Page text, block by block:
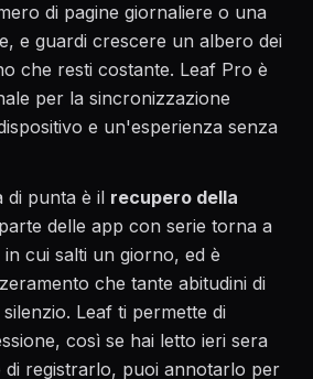
di pagine giornaliere o una
e guardi crescere un albero dei
che resti costante. Leaf Pro è
per la sincronizzazione
e un'esperienza senza
di punta è il recupero della
delle app con serie torna a
cui salti un giorno, ed è
che tante abitudini di
Leaf ti permette di
così se hai letto ieri sera
di registrarlo, puoi annotarlo per